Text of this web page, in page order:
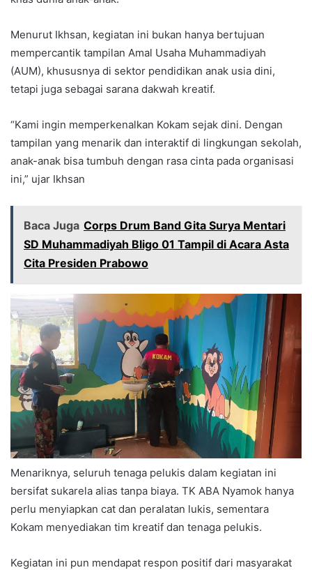
Menurut Ikhsan, kegiatan ini bukan hanya bertujuan
mempercantik tampilan Amal Usaha Muhammadiyah
(AUM), khususnya di sektor pendidikan anak usia dini,
tetapi juga sebagai sarana dakwah kreatif.
“Kami ingin memperkenalkan Kokam sejak dini. Dengan
tampilan yang menarik dan interaktif di lingkungan sekolah,
anak-anak bisa tumbuh dengan rasa cinta pada organisasi
ini,” ujar Ikhsan
Baca Juga Corps Drum Band Gita Surya Mentari
SD Muhammadiyah Bligo 01 Tampil di Acara Asta
Cita Presiden Prabowo
Menariknya, seluruh tenaga pelukis dalam kegiatan ini
bersifat sukarela alias tanpa biaya. TK ABA Nyamok hanya
perlu menyiapkan cat dan peralatan lukis, sementara
Kokam menyediakan tim kreatif dan tenaga pelukis.
Kegiatan ini pun mendapat respon positif dari masyarakat